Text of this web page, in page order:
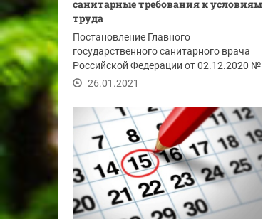
санитарные требования к условиям
труда
Постановление Главного
государственного санитарного врача
Российской Федерации от 02.12.2020 №
40 утверждены...
26.01.2021